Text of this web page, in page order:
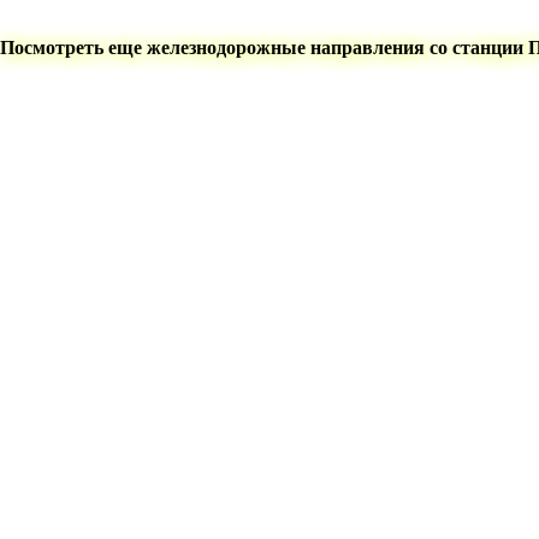
Посмотреть еще железнодорожные направления со станции